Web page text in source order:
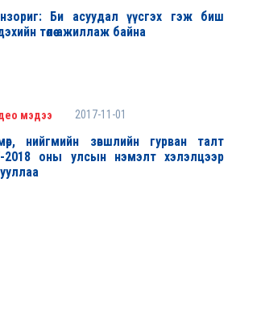
Би асуудал үүсгэх гэж биш
төлөө ажиллаж байна
мэдээ 2017-11-01
нийгмийн зөвшлийн гурван талт
2018 оны улсын нэмэлт хэлэлцээр